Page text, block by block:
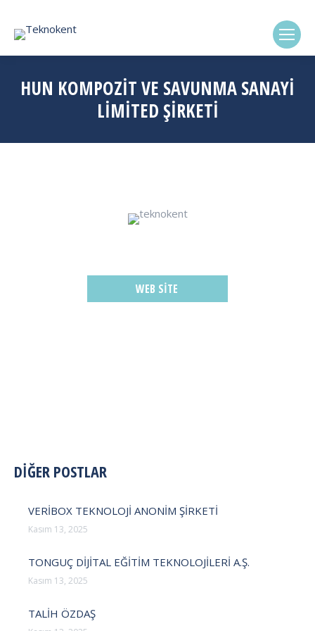
HUN KOMPOZİT VE SAVUNMA SANAYİ
LİMİTED ŞİRKETİ
WEB SITE
POST
DİĞER POSTLAR
VERİBOX TEKNOLOJİ ANONİM ŞİRKETİ
Kasım 13, 2025
TONGUÇ DİJİTAL EĞİTİM TEKNOLOJİLERİ A.Ş.
Kasım 13, 2025
TALİH ÖZDAŞ